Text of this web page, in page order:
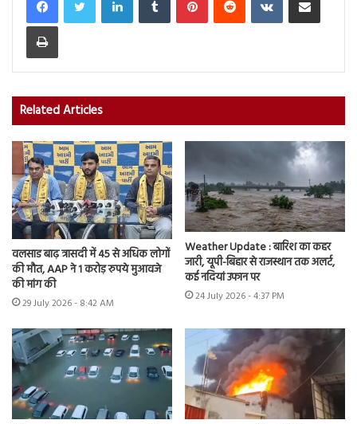
Print
Related Articles
वलसाड बाढ़ त्रासदी में 45 से अधिक लोगों
की मौत, AAP ने 1 करोड़ रुपये मुआवजे
की मांग की
29 July 2026 - 8:42 AM
Weather Update : बारिश का कहर
जारी, यूपी-बिहार से राजस्थान तक अलर्ट,
कई नदियां उफान पर
24 July 2026 - 4:37 PM